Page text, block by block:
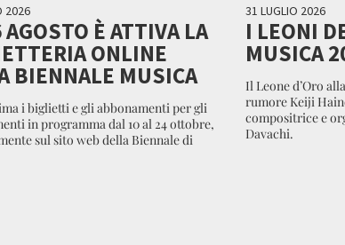
2026
AGOSTO È ATTIVA LA
ONLINE
BIENNALE MUSICA
i biglietti e gli abbonamenti per gli
in programma dal 10 al 24 ottobre,
sul sito web della Biennale di
31 LUGLIO 2026
I LEONI
MUSICA
Il Leone d’Oro
rumore Keiji
compositrice e
Davachi.